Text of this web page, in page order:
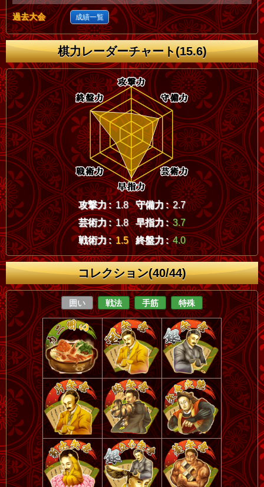
過去大会 成績一覧
棋力レーダーチャート(15.6)
攻撃力 : 1.8 守備力 : 2.7
芸術力 : 1.8 早指力 : 3.7
戦術力 : 1.5 終盤力 : 4.0
コレクション(40/44)
囲い 戦法 手筋 特殊